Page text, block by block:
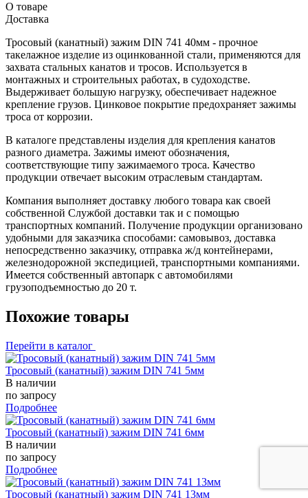
О товаре
Доставка
Тросовый (канатный) зажим DIN 741 40мм - прочное
такелажное изделие из оцинкованной стали, применяются для
захвата стальных канатов и тросов. Используется в
монтажных и строительных работах, в судоходстве.
Выдерживает большую нагрузку, обеспечивает надежное
крепление грузов. Цинковое покрытие предохраняет зажимы
троса от коррозии.
В каталоге представлены изделия для крепления канатов
разного диаметра. Зажимы имеют обозначения,
соответствующие типу зажимаемого троса. Качество
продукции отвечает высоким отраслевым стандартам.
Компания выполняет доставку любого товара как своей
собственной Службой доставки так и с помощью
транспортных компаний. Получение продукции организовано
удобными для заказчика способами: самовывоз, доставка
непосредственно заказчику, отправка ж/д контейнерами,
железнодорожной экспедицией, транспортными компаниями.
Имеется собственный автопарк с автомобилями
грузоподъемностью до 20 т.
Похожие товары
Перейти в каталог
Тросовый (канатный) зажим DIN 741 5мм
В наличии
по запросу
Подробнее
Тросовый (канатный) зажим DIN 741 6мм
В наличии
по запросу
Подробнее
Тросовый (канатный) зажим DIN 741 13мм